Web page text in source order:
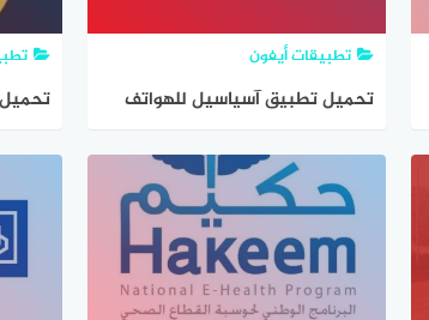
تطبيقات أيفون
تحميل تطبيق آسياسيل للهواتف